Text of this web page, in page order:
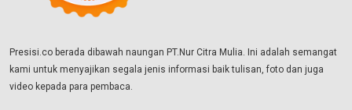
Presisi.co berada dibawah naungan PT.Nur Citra Mulia. Ini adalah semangat
kami untuk menyajikan segala jenis informasi baik tulisan, foto dan juga
video kepada para pembaca.